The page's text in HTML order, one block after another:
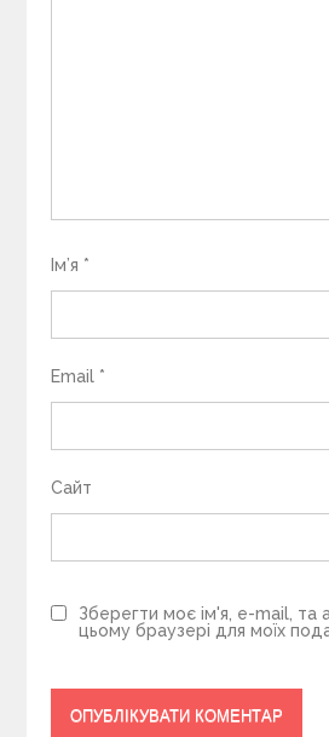
Ім’я *
Email *
Сайт
Зберегти моє ім'я, e-mail, та
цьому браузері для моїх